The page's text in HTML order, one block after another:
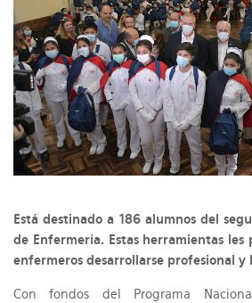
Está destinado a 186 alumnos del
de Enfermería. Estas herramientas
enfermeros desarrollarse profesional y
Con fondos del Programa